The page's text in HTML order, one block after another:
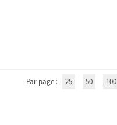
Par page : 25 50 100